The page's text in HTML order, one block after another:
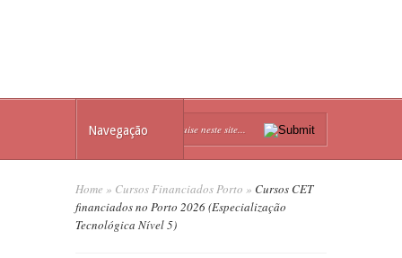
Navegação
Home » Cursos Financiados Porto » Cursos CET
financiados no Porto 2026 (Especialização
Tecnológica Nível 5)